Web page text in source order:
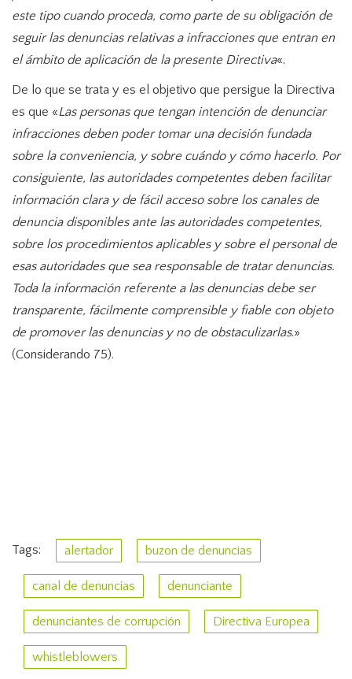
este tipo cuando proceda, como parte de su obligación de
seguir las denuncias relativas a infracciones que entran en
el ámbito de aplicación de la presente Directiva«.
De lo que se trata y es el objetivo que persigue la Directiva
es que «Las personas que tengan intención de denunciar
infracciones deben poder tomar una decisión fundada
sobre la conveniencia, y sobre cuándo y cómo hacerlo. Por
consiguiente, las autoridades competentes deben facilitar
información clara y de fácil acceso sobre los canales de
denuncia disponibles ante las autoridades competentes,
sobre los procedimientos aplicables y sobre el personal de
esas autoridades que sea responsable de tratar denuncias.
Toda la información referente a las denuncias debe ser
transparente, fácilmente comprensible y fiable con objeto
de promover las denuncias y no de obstaculizarlas.»
(Considerando 75).
Tags: alertador buzon de denuncias
canal de denuncias denunciante
denunciantes de corrupción Directiva Europea
whistleblowers